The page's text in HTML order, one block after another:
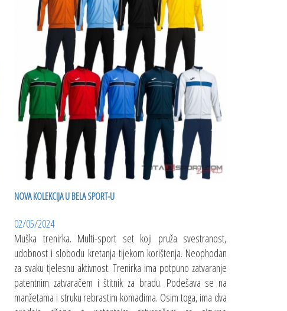
NOVA KOLEKCIJA U BELA SPORT-U
02/05/2024
Muška trenirka. Multi-sport set koji pruža svestranost,
udobnost i slobodu kretanja tijekom korištenja. Neophodan
za svaku tjelesnu aktivnost. Trenirka ima potpuno zatvaranje
patentnim zatvaračem i štitnik za bradu. Podešava se na
manžetama i struku rebrastim komadima. Osim toga, ima dva